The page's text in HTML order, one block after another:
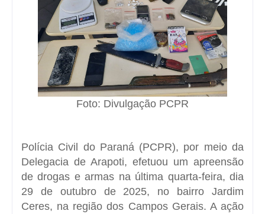
Foto: Divulgação PCPR
Polícia Civil do Paraná (PCPR), por meio da
Delegacia de Arapoti, efetuou um apreensão
de drogas e armas na última quarta-feira, dia
29 de outubro de 2025, no bairro Jardim
Ceres, na região dos Campos Gerais. A ação